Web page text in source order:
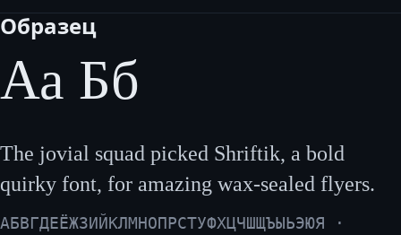
Образец
Аа Бб
The jovial squad picked Shriftik, a bold
quirky font, for amazing wax-sealed flyers.
АБВГДЕЁЖЗИЙКЛМНОПРСТУФХЦЧШЩЪЫЬЭЮЯ ·